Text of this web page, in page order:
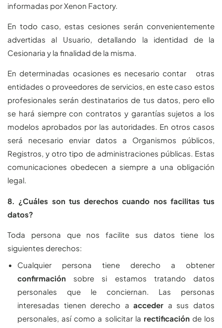
informadas por Xenon Factory.
En todo caso, estas cesiones serán convenientemente
advertidas al Usuario, detallando la identidad de la
Cesionaria y la finalidad de la misma.
En determinadas ocasiones es necesario contar otras
entidades o proveedores de servicios, en este caso estos
profesionales serán destinatarios de tus datos, pero ello
se hará siempre con contratos y garantías sujetos a los
modelos aprobados por las autoridades. En otros casos
será necesario enviar datos a Organismos públicos,
Registros, y otro tipo de administraciones públicas. Estas
comunicaciones obedecen a siempre a una obligación
legal.
8. ¿Cuáles son tus derechos cuando nos facilitas tus
datos?
Toda persona que nos facilite sus datos tiene los
siguientes derechos:
Cualquier persona tiene derecho a obtener
confirmación sobre si estamos tratando datos
personales que le conciernan. Las personas
interesadas tienen derecho aacceder a sus datos
personales, así como a solicitar la rectificaciónde los